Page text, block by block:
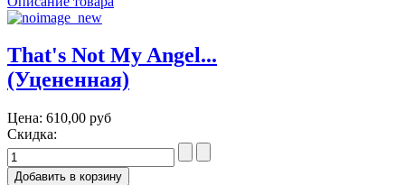
That's Not My Angel...
(Уцененная)
Цена: 610,00 руб
Скидка: